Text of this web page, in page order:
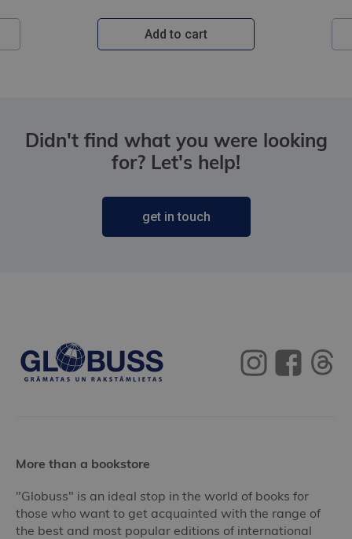
Log in
Didn't find what you were looking
for? Let's help!
get in touch
More than a bookstore
"Globuss" is an ideal stop in the world of books for
those who want to get acquainted with the range of
the best and most popular editions of international